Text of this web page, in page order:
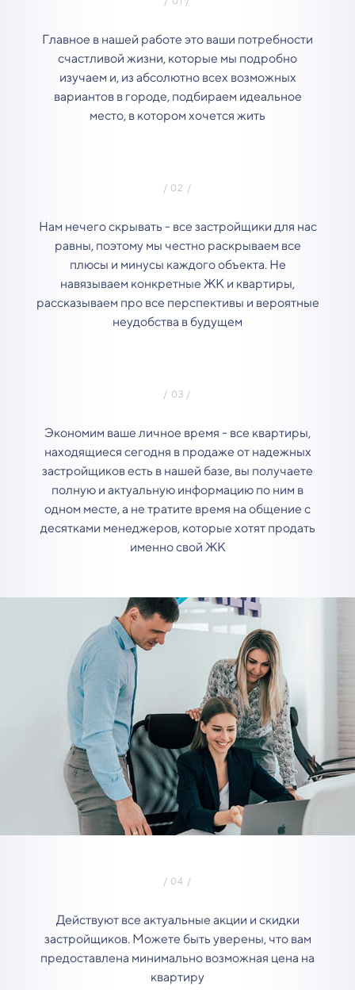
Главное в нашей работе это ваши потребности
счастливой жизни, которые мы подробно
изучаем и, из абсолютно всех возможных
вариантов в городе, подбираем идеальное
место, в котором хочется жить
Нам нечего скрывать - все застройщики для нас
равны, поэтому мы честно раскрываем все
плюсы и минусы каждого объекта. Не
навязываем конкретные ЖК и квартиры,
рассказываем про все перспективы и вероятные
неудобства в будущем
Экономим ваше личное время - все квартиры,
находящиеся сегодня в продаже от надежных
застройщиков есть в нашей базе, вы получаете
полную и актуальную информацию по ним в
одном месте, а не тратите время на общение с
десятками менеджеров, которые хотят продать
именно свой ЖК
Действуют все актуальные акции и скидки
застройщиков. Можете быть уверены, что вам
предоставлена минимально возможная цена на
квартиру